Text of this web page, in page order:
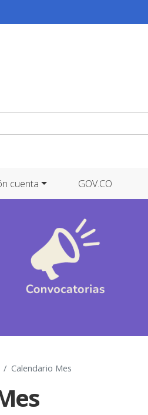
cuenta GOV.CO
Calendario Mes